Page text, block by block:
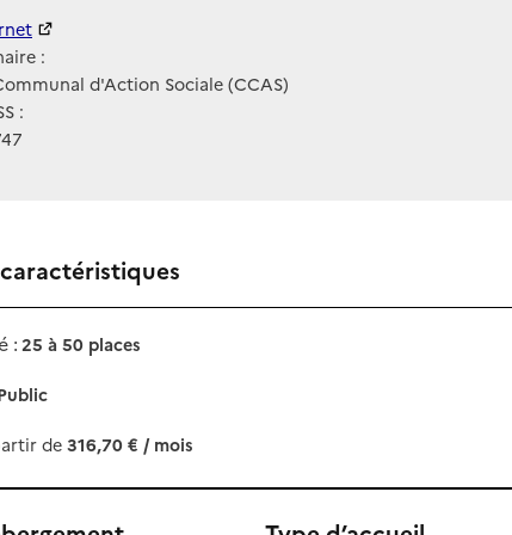
:
d'Action Sociale (CCAS)
:
:25 à 50 places
de 316,70 € / mois